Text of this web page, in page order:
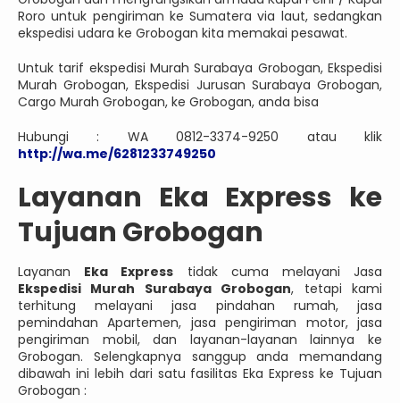
Roro untuk pengiriman ke Sumatera via laut, sedangkan
ekspedisi udara ke Grobogan kita memakai pesawat.
Untuk tarif ekspedisi Murah Surabaya Grobogan, Ekspedisi
Murah Grobogan, Ekspedisi Jurusan Surabaya Grobogan,
Cargo Murah Grobogan, ke Grobogan, anda bisa
Hubungi : WA 0812-3374-9250 atau klik
http://wa.me/6281233749250
Layanan Eka Express ke
Tujuan Grobogan
Layanan Eka Express tidak cuma melayani Jasa
Ekspedisi Murah Surabaya Grobogan, tetapi kami
terhitung melayani jasa pindahan rumah, jasa
pemindahan Apartemen, jasa pengiriman motor, jasa
pengiriman mobil, dan layanan-layanan lainnya ke
Grobogan. Selengkapnya sanggup anda memandang
dibawah ini lebih dari satu fasilitas Eka Express ke Tujuan
Grobogan :